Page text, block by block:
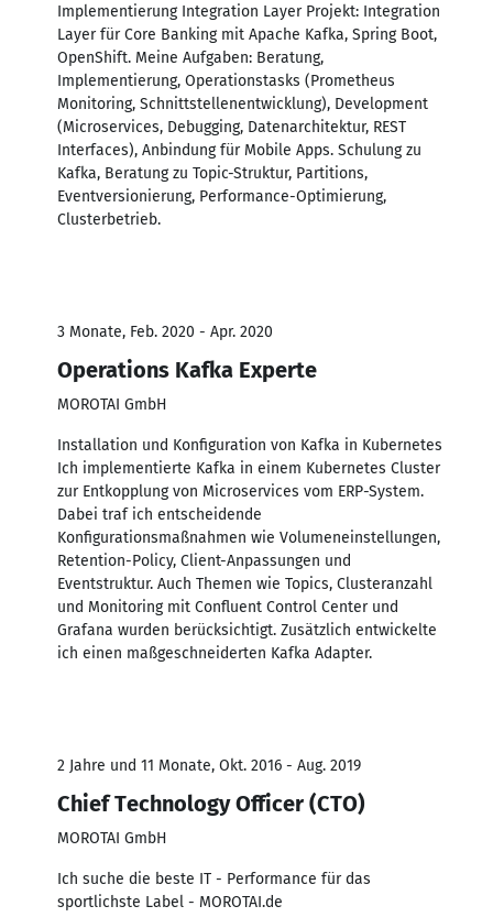
Implementierung Integration Layer Projekt: Integration
Layer für Core Banking mit Apache Kafka, Spring Boot,
OpenShift. Meine Aufgaben: Beratung,
Implementierung, Operationstasks (Prometheus
Monitoring, Schnittstellenentwicklung), Development
(Microservices, Debugging, Datenarchitektur, REST
Interfaces), Anbindung für Mobile Apps. Schulung zu
Kafka, Beratung zu Topic-Struktur, Partitions,
Eventversionierung, Performance-Optimierung,
Clusterbetrieb.
3 Monate, Feb. 2020 - Apr. 2020
Operations Kafka Experte
MOROTAI GmbH
Installation und Konfiguration von Kafka in Kubernetes
Ich implementierte Kafka in einem Kubernetes Cluster
zur Entkopplung von Microservices vom ERP-System.
Dabei traf ich entscheidende
Konfigurationsmaßnahmen wie Volumeneinstellungen,
Retention-Policy, Client-Anpassungen und
Eventstruktur. Auch Themen wie Topics, Clusteranzahl
und Monitoring mit Confluent Control Center und
Grafana wurden berücksichtigt. Zusätzlich entwickelte
ich einen maßgeschneiderten Kafka Adapter.
2 Jahre und 11 Monate, Okt. 2016 - Aug. 2019
Chief Technology Officer (CTO)
MOROTAI GmbH
Ich suche die beste IT - Performance für das
sportlichste Label - MOROTAI.de